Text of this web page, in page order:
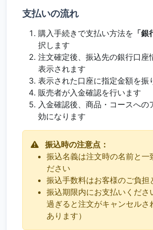
支払いの流れ
購入手続きで支払い方法を 「銀
択します
注文確定後、振込先の銀行口座
表示されます
表示された口座に指定金額を振
販売者が入金確認を行います
入金確認後、商品・コースへの
効になります
振込時の注意点：
振込名義は注文時の名前と一
ださい
振込手数料はお客様のご負担
振込期限内にお支払いくださ
過ぎると注文がキャンセルさ
あります）